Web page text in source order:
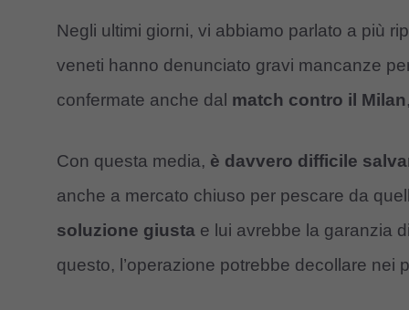
Negli ultimi giorni, vi abbiamo parlato a più
veneti hanno denunciato gravi mancanze
confermate anche dal match contro il Milan
Con questa media, è davvero difficile
anche a mercato chiuso per pescare da
soluzione giusta e lui avrebbe la garanzia
questo, l’operazione potrebbe decollare nei